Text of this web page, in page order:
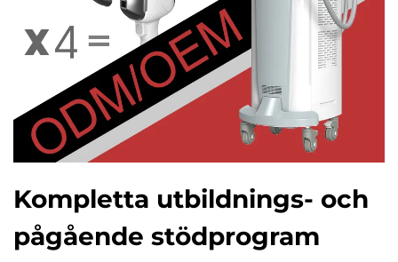
Kompletta utbildnings- och
pågående stödprogram